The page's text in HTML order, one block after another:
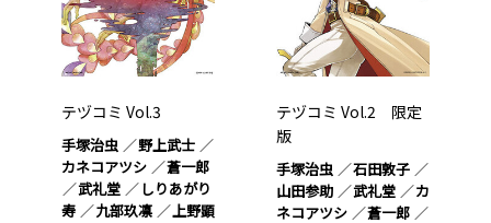
テヅコミ Vol.3
手塚治虫
野上武士
カネコアツシ
蒼一郎
武礼堂
しりあがり
寿
九部玖凛
上野顕
テヅコミ Vol.2 限定
版
手塚治虫
石田敦子
山田参助
武礼堂
カ
ネコアツシ
蒼一郎